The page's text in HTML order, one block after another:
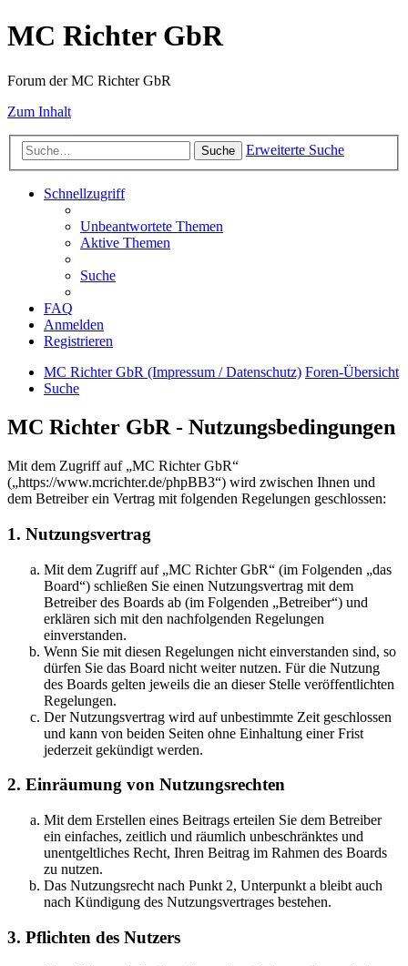
MC Richter GbR
Forum der MC Richter GbR
Zum Inhalt
Suche Erweiterte Suche
Schnellzugriff
Unbeantwortete Themen
Aktive Themen
Suche
FAQ
Anmelden
Registrieren
MC Richter GbR (Impressum / Datenschutz) Foren-Übersicht
Suche
MC Richter GbR - Nutzungsbedingungen
Mit dem Zugriff auf „MC Richter GbR“
(„https://www.mcrichter.de/phpBB3“) wird zwischen Ihnen und
dem Betreiber ein Vertrag mit folgenden Regelungen geschlossen:
1. Nutzungsvertrag
Mit dem Zugriff auf „MC Richter GbR“ (im Folgenden „das
Board“) schließen Sie einen Nutzungsvertrag mit dem
Betreiber des Boards ab (im Folgenden „Betreiber“) und
erklären sich mit den nachfolgenden Regelungen
einverstanden.
Wenn Sie mit diesen Regelungen nicht einverstanden sind, so
dürfen Sie das Board nicht weiter nutzen. Für die Nutzung
des Boards gelten jeweils die an dieser Stelle veröffentlichten
Regelungen.
Der Nutzungsvertrag wird auf unbestimmte Zeit geschlossen
und kann von beiden Seiten ohne Einhaltung einer Frist
jederzeit gekündigt werden.
2. Einräumung von Nutzungsrechten
Mit dem Erstellen eines Beitrags erteilen Sie dem Betreiber
ein einfaches, zeitlich und räumlich unbeschränktes und
unentgeltliches Recht, Ihren Beitrag im Rahmen des Boards
zu nutzen.
Das Nutzungsrecht nach Punkt 2, Unterpunkt a bleibt auch
nach Kündigung des Nutzungsvertrages bestehen.
3. Pflichten des Nutzers